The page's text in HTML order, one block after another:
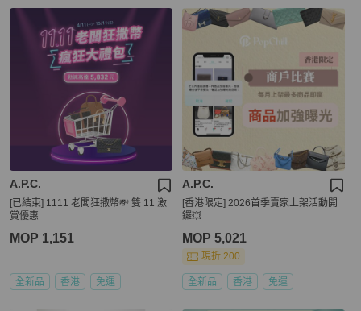
A.P.C.
[已結束] 1111 老闆狂撒幣💸 雙 11 激
賞優惠
MOP 1,151
全新品 香港 免運
A.P.C.
[香港限定] 2026首季賣家上架活動開
鑼💥
MOP 5,021
現折 200
全新品 香港 免運